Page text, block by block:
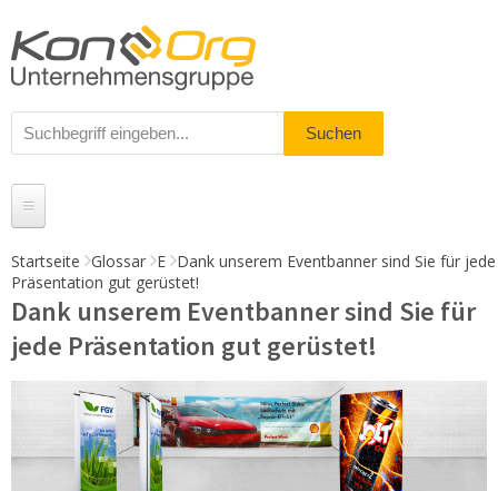
Produkte
Messestände
% Angebote
Kundenservice
Daten-Upload
Startseite Glossar E Dank unserem Eventbanner sind Sie für jede
Präsentation gut gerüstet!
Dank unserem Eventbanner sind Sie für
jede Präsentation gut gerüstet!